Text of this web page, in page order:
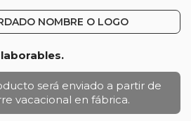
NOMBRE O LOGO
será enviado a partir de
vacacional en fábrica.